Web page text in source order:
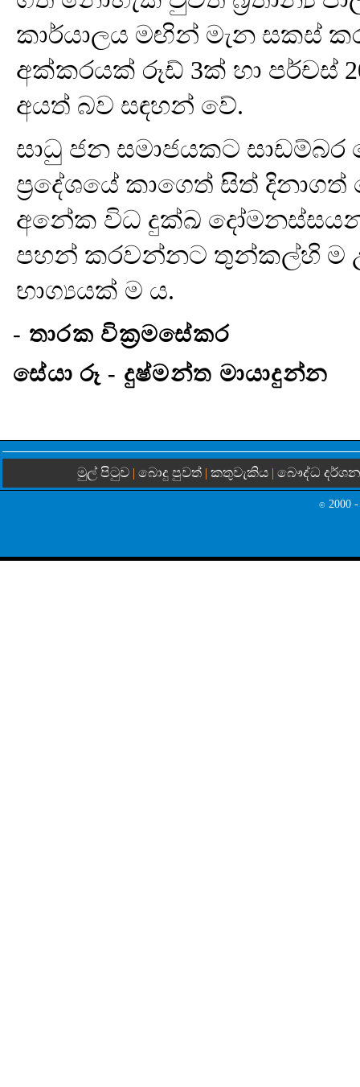
කාර්යාලය මඟින් මැන සකස්
අක්කරයක් රූඩ් 3ක් හා පර්චස්
අයත් බව සඳහන් වේ.
සාධු ජන සමාජයකට
ප්‍රදේශයේ කාගෙත් සිත්
අනේක විධ දුක්ඛ
පහන් කරවන්නට තුන්කල්හි ම
භාග්‍යයක් ම ය.
- තාරක වික්‍රමසේකර
සේයා රූ - දුෂ්මන්ත මායාදුන්න
මුල් පිටුව | බොදු පුවත්| කතුවැකිය| බෞද්ධ
© 2000